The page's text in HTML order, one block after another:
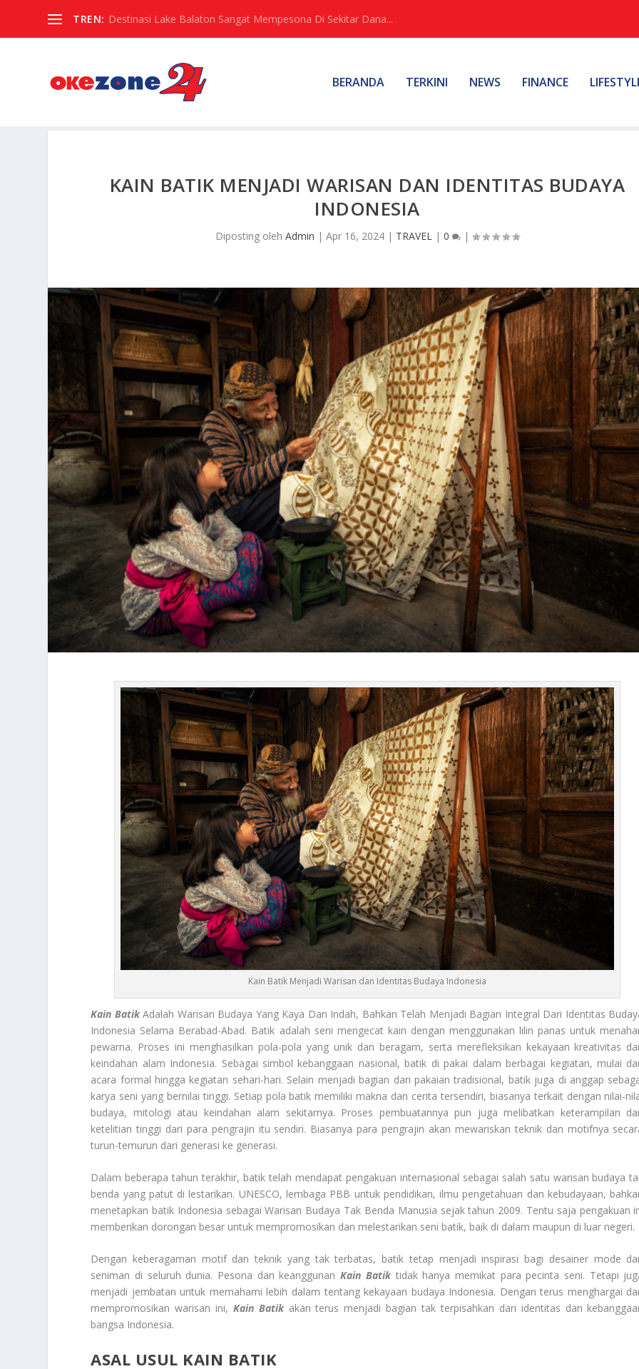
TREN: Destinasi Lake Balaton Sangat Mempesona Di Sekitar Dana...
BERANDA TERKINI NEWS FINANCE
KAIN BATIK MENJADI WARISAN DAN IDENTITAS BUDAYA
INDONESIA
Diposting oleh Admin | Apr 16, 2024| TRAVEL | 0 |
Kain Batik Menjadi Warisan dan Identitas Budaya Indonesia
Kain BatikAdalah Warisan Budaya Yang Kaya Dan Indah, Bahkan Telah Menjadi Bagian Integral Dari Identitas
Indonesia Selama Berabad-Abad. Batik adalah seni mengecat kain dengan menggunakan lilin panas untuk
pewarna. Proses ini menghasilkan pola-pola yang unik dan beragam, serta merefleksikan kekayaan kreativitas
keindahan alam Indonesia. Sebagai simbol kebanggaan nasional, batik di pakai dalam berbagai kegiatan, mulai
acara formal hingga kegiatan sehari-hari. Selain menjadi bagian dari pakaian tradisional, batik juga di anggap
karya seni yang bernilai tinggi. Setiap pola batik memiliki makna dan cerita tersendiri, biasanya terkait dengan nilai-
budaya, mitologi atau keindahan alam sekitarnya. Proses pembuatannya pun juga melibatkan keterampilan
ketelitian tinggi dari para pengrajin itu sendiri. Biasanya para pengrajin akan mewariskan teknik dan motifnya
turun-temurun dari generasi ke generasi.
Dalam beberapa tahun terakhir, batik telah mendapat pengakuan internasional sebagai salah satu warisan budaya
benda yang patut di lestarikan. UNESCO, lembaga PBB untuk pendidikan, ilmu pengetahuan dan kebudayaan,
menetapkan batik Indonesia sebagai Warisan Budaya Tak Benda Manusia sejak tahun 2009. Tentu saja pengakuan
memberikan dorongan besar untuk mempromosikan dan melestarikan seni batik, baik di dalam maupun di luar negeri.
Dengan keberagaman motif dan teknik yang tak terbatas, batik tetap menjadi inspirasi bagi desainer mode
seniman di seluruh dunia. Pesona dan keanggunanKain Batiktidak hanya memikat para pecinta seni. Tetapi
menjadi jembatan untuk memahami lebih dalam tentang kekayaan budaya Indonesia. Dengan terus menghargai
mempromosikan warisan ini, Kain Batikakan terus menjadi bagian tak terpisahkan dari identitas dan
bangsa Indonesia.
ASAL USUL KAIN BATIK